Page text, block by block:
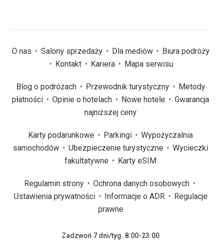
O nas Salony sprzedaży Dla mediów
Biura podróży
Kontakt
Kariera Mapa serwisu
Blog o podróżach Przewodnik turystyczny
Metody
płatności
Opinie o hotelach Nowe hotele
Gwarancja
najniższej ceny
Karty podarunkowe Parkingi
Wypożyczalnia
samochodów
Ubezpieczenie turystyczne
Wycieczki
fakultatywne
Karty eSIM
Regulamin strony
Ochrona danych osobowych
Ustawienia prywatności
Informacje o ADR
Regulacje
prawne
Zadzwoń 7 dni/tyg. 8:00-23:00